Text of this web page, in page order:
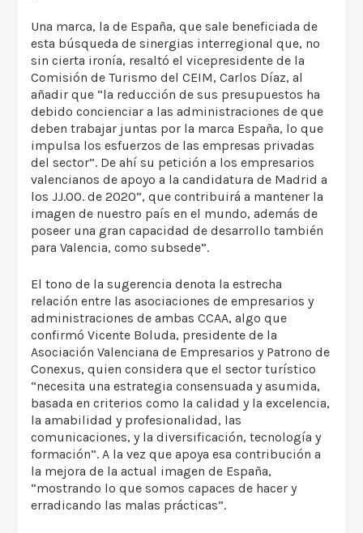
Una marca, la de España, que sale beneficiada de
esta búsqueda de sinergias interregional que, no
sin cierta ironía, resaltó el vicepresidente de la
Comisión de Turismo del CEIM, Carlos Díaz, al
añadir que “la reducción de sus presupuestos ha
debido concienciar a las administraciones de que
deben trabajar juntas por la marca España, lo que
impulsa los esfuerzos de las empresas privadas
del sector”. De ahí su petición a los empresarios
valencianos de apoyo a la candidatura de Madrid a
los JJ.OO. de 2020”, que contribuirá a mantener la
imagen de nuestro país en el mundo, además de
poseer una gran capacidad de desarrollo también
para Valencia, como subsede”.
El tono de la sugerencia denota la estrecha
relación entre las asociaciones de empresarios y
administraciones de ambas CCAA, algo que
confirmó Vicente Boluda, presidente de la
Asociación Valenciana de Empresarios y Patrono de
Conexus, quien considera que el sector turístico
“necesita una estrategia consensuada y asumida,
basada en criterios como la calidad y la excelencia,
la amabilidad y profesionalidad, las
comunicaciones, y la diversificación, tecnología y
formación”. A la vez que apoya esa contribución a
la mejora de la actual imagen de España,
“mostrando lo que somos capaces de hacer y
erradicando las malas prácticas”.